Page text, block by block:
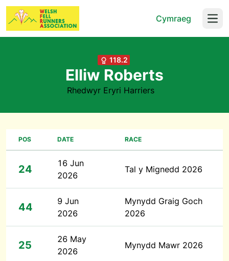
Cymraeg
118.2
Elliw Roberts
Rhedwyr Eryri Harriers
POS DATE RACE
24
16 Jun
2026
Tal y Mignedd 2026
44
9 Jun
2026
Mynydd Graig Goch
2026
25
26 May
2026
Mynydd Mawr 2026